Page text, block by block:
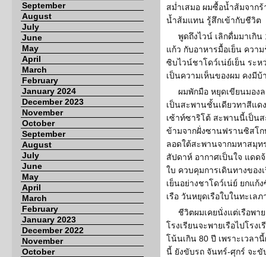
September
August
July
June
May
April
March
February
January 2024
December 2023
November
October
September
August
July
June
May
April
March
February
January 2023
December 2022
November
October
สม่ำเสมอ ผมซื้อน้ำส้มจากร้
น้ำส้มแทน รู้สึกเข้ากับชีวิต
พูดถึงไวน์ เลิกดื่มมาเกิ
แก้ว กับอาหารมื้อเย็น ควา
ซิบไวน์ชาโดว์เน่ย์เย็น ระห
เป็นความเห็นของผม คงมีบ้
ผมพักมือ หยุดเขียนมอง
เป็นสะพานชั้นเดียวทาสีแด
เซ้าท์ซาริโต้ สะพานนี้เป็น
ข้ามจากฝั่งซานฟรานซิสโ
ลอดใต้สะพานจากมหาสมุท
สัปดาห์ อากาศเป็นใจ แดด
ใบ ควบคุมการเดินทางของ
เย็นอย่างชาโดว์เน่ย์ ยกแก้
เรือ วันหยุดเรือใบในทะเล
ชีวิตผมเคยนั่งแต่เรือพา
โรงเรียนจะพายเรือไปโรง
โน้นเกิน 80 ปี เพราะเวลา
นี้ ยังขับรถ จันทร์-ศุกร์ จะขั